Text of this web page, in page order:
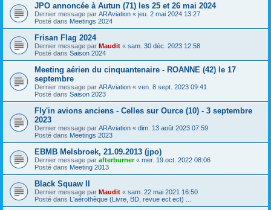
JPO annoncée à Autun (71) les 25 et 26 mai 2024
Dernier message par ARAviation « jeu. 2 mai 2024 13:27
Posté dans Meetings 2024
Frisan Flag 2024
Dernier message par Maudit « sam. 30 déc. 2023 12:58
Posté dans Saison 2024
Meeting aérien du cinquantenaire - ROANNE (42) le 17
septembre
Dernier message par ARAviation « ven. 8 sept. 2023 09:41
Posté dans Saison 2023
Fly'in avions anciens - Celles sur Ource (10) - 3 septembre
2023
Dernier message par ARAviation « dim. 13 août 2023 07:59
Posté dans Meetings 2023
EBMB Melsbroek, 21.09.2013 (jpo)
Dernier message par afterburner« mer. 19 oct. 2022 08:06
Posté dans Meeting 2013
Black Squaw II
Dernier message par Maudit « sam. 22 mai 2021 16:50
Posté dans L'aérothèque (Livre, BD, revue ect ect) ...